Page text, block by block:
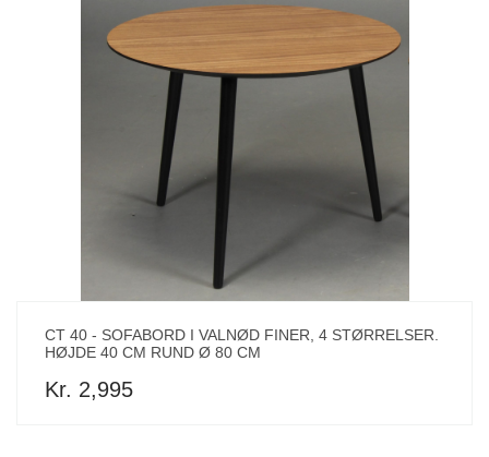
CT 40 - SOFABORD I VALNØD FINER, 4 STØRRELSER.
HØJDE 40 CM RUND Ø 80 CM
Kr. 2,995